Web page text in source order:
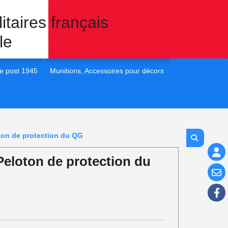
français
post 1945
post 45
Munitions, Accessoires pour décors
1/48e Eléments pour diorama
1/16e Eléments pour diorama
de protection du QG
de protection du